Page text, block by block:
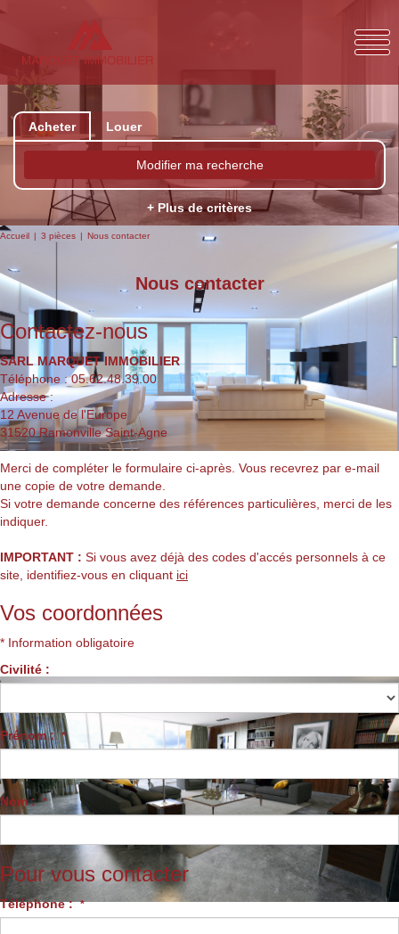
Acheter Louer
Modifier ma recherche
+ Plus de critères
Accueil 3 pièces Nous contacter
Nous contacter
Contactez-nous
SARL MARQUET IMMOBILIER
Téléphone :05.62.48.39.00
Adresse :
12 Avenue de l'Europe
31520 Ramonville Saint-Agne
Merci de compléter le formulaire ci-après. Vous recevrez par e-mail
une copie de votre demande.
Si votre demande concerne des références particulières, merci de les
indiquer.
IMPORTANT : Si vous avez déjà des codes d'accés personnels à ce
site, identifiez-vous en cliquant ici
Vos coordonnées
* Information obligatoire
Civilité :
Prénom :*
Nom :*
Pour vous contacter
Téléphone :*